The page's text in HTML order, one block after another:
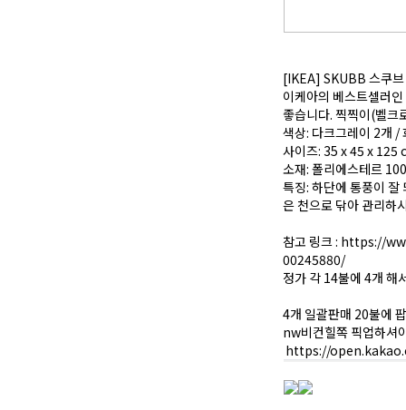
[IKEA] SKUBB 스쿠
이케아의 베스트셀러
좋습니다. 찍찍이(벨크
색상: 다크그레이 2개 /
사이즈: 35 x 45 x 125
소재: 폴리에스테르
특징: 하단에 통풍이
은 천으로 닦아 관리하
참고 링크 : https://
00245880/
정가 각 14불에 4개 해
4개 일괄판매 20불에
nw비컨힐쪽 픽업하셔
https://